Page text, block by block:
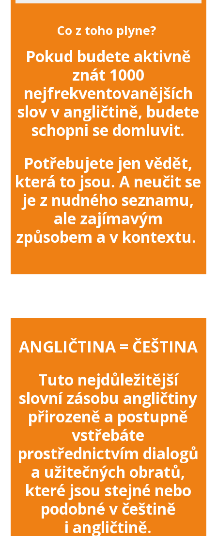
Co z toho plyne?
Pokud budete aktivně
znát 1000
nejfrekventovanějších
slov v angličtině, budete
schopni se domluvit.
Potřebujete jen vědět,
která to jsou. A neučit se
je z nudného seznamu,
ale zajímavým
způsobem a v kontextu.
ANGLIČTINA = ČEŠTINA
Tuto nejdůležitější
slovní zásobu angličtiny
přirozeně a postupně
vstřebáte
prostřednictvím dialogů
a užitečných obratů,
které jsou stejné nebo
podobné v češtině
i angličtině.